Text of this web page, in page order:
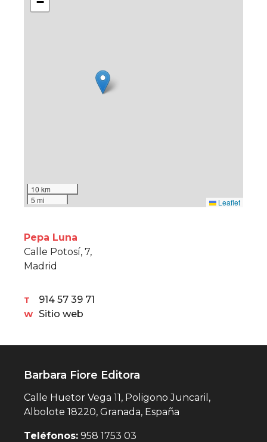
10 km
5 mi
Leaflet
Pepa Luna
Calle Potosí, 7,
Madrid
T 914 57 39 71
W Sitio web
Barbara Fiore Editora
Calle Huetor Vega 11, Poligono Juncaril,
Albolote 18220, Granada, España
Teléfonos: 958 1753 03